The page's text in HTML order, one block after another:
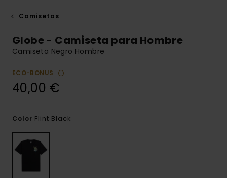
Camisetas
Globe - Camiseta para Hombre
Camiseta Negro Hombre
ECO-BONUS
40,00 €
Color Flint Black